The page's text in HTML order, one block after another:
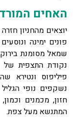
האחים
יוצאים מהחניון
פונים ימינה
שמאל מסומנת
נקודת התצפית
פיליפוס ונטירא
נשקפים נופי
חזון, מכמנים
המתנשא מעל צפת.